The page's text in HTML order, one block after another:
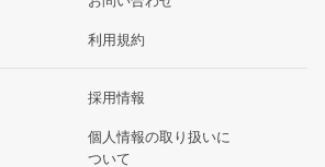
利用規約
採用情報
個人情報の取り扱いに
ついて